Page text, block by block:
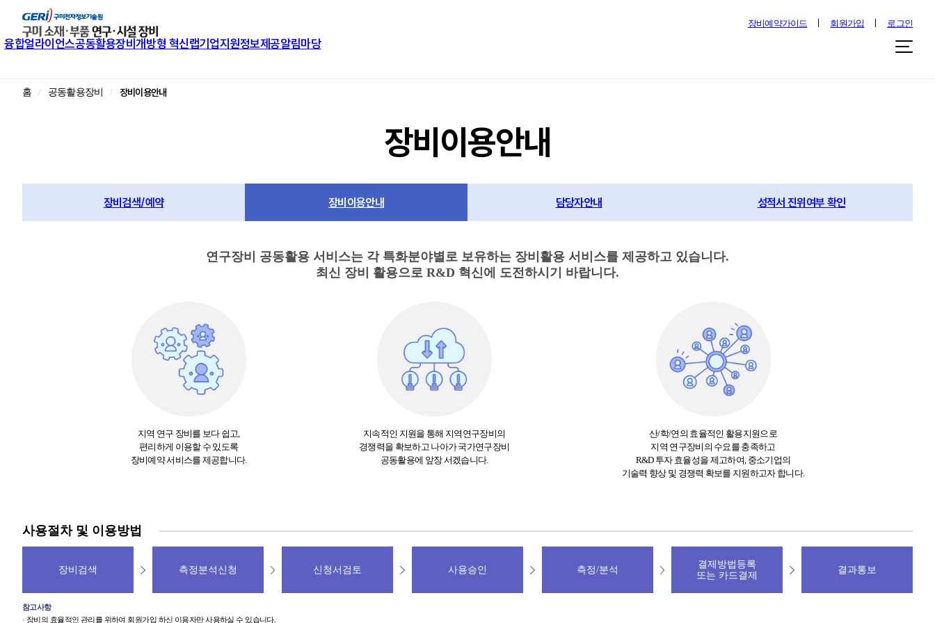
장비예약가이드 회원가입 로그인
융합얼라이언스공동활용장비개방형 혁신랩기업지원정보제공알림마당
홈 공동활용장비 장비이용안내
장비이용안내
장비검색/예약 장비이용안내 담당자안내 성적서 진위여부 확인
연구장비 공동활용 서비스는 각 특화분야별로 보유하는 장비활용 서비스를 제공하고 있습니다.
최신 장비 활용으로 R&D 혁신에 도전하시기 바랍니다.
지역 연구 장비를 보다 쉽고,
편리하게 이용할 수 있도록
장비예약 서비스를 제공합니다.
지속적인 지원을 통해 지역연구장비의
경쟁력을 확보하고 나아가 국가연구장비
공동활용에 앞장 서겠습니다.
산/학/연의 효율적인 활용지원으로
지역 연구장비의 수요를 충족하고
R&D 투자 효율성을 제고하여, 중소기업의
기술력 향상 및 경쟁력 확보를 지원하고자 합니다.
사용절차 및 이용방법
장비검색 측정분석신청 신청서검토 사용승인 측정/분석
결제방법등록
또는 카드결제
결과통보
참고사항
· 장비의 효율적인 관리를 위하여 회원가입 하신 이용자만 사용하실 수 있습니다.